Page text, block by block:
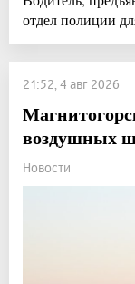
отдел полиции
21:52, 4 авг 2026
воздушных
Новости